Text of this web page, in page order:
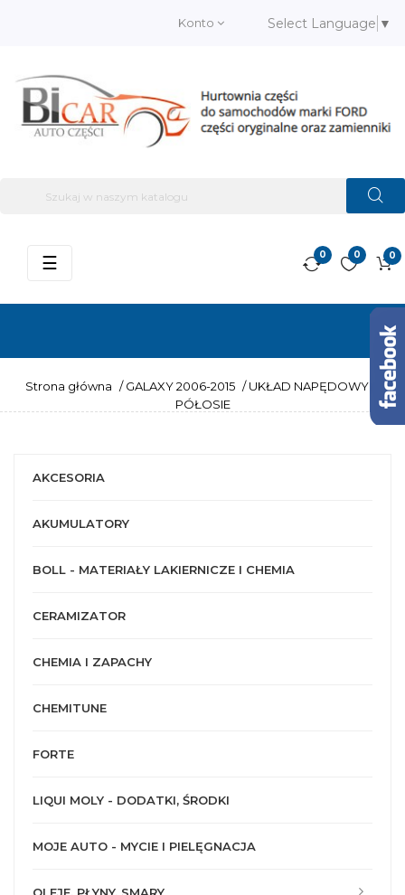
Konto Select Language ▼
0
0
0
Przełącz
☰
Strona główna / GALAXY 2006-2015 / UKŁAD NAPĘDOWY
PÓŁOSIE
AKCESORIA
AKUMULATORY
BOLL - MATERIAŁY LAKIERNICZE I CHEMIA
CERAMIZATOR
CHEMIA I ZAPACHY
CHEMITUNE
FORTE
LIQUI MOLY - DODATKI, ŚRODKI
MOJE AUTO - MYCIE I PIELĘGNACJA